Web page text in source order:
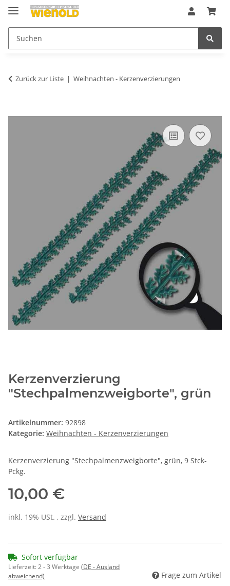
Zurück zur Liste Weihnachten - Kerzenverzierungen
Kerzenverzierung
"Stechpalmenzweigborte", grün
Artikelnummer: 92898
Kategorie: Weihnachten - Kerzenverzierungen
Kerzenverzierung "Stechpalmenzweigborte", grün, 9 Stck-
Pckg.
10,00 €
inkl. 19% USt. , zzgl. Versand
Sofort verfügbar
Lieferzeit:2 - 3 Werktage (DE - Ausland
abweichend)
Frage zum Artikel